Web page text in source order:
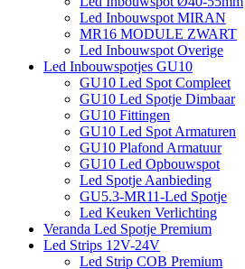
Led Inbouwspot MIRAN
MR16 MODULE ZWART
Led Inbouwspot Overige
Led Inbouwspotjes GU10
GU10 Led Spot Compleet
GU10 Led Spotje Dimbaar
GU10 Fittingen
GU10 Led Spot Armaturen
GU10 Plafond Armatuur
GU10 Led Opbouwspot
Led Spotje Aanbieding
GU5.3-MR11-Led Spotje
Led Keuken Verlichting
Veranda Led Spotje Premium
Led Strips 12V-24V
Led Strip COB Premium